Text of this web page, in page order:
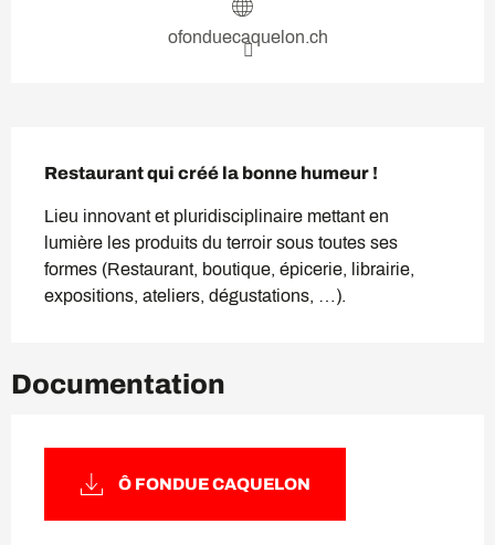
ofonduecaquelon.ch
Restaurant qui créé la bonne humeur !
Lieu innovant et pluridisciplinaire mettant en
lumière les produits du terroir sous toutes ses
formes (Restaurant, boutique, épicerie, librairie,
expositions, ateliers, dégustations, …).
Documentation
Ô FONDUE CAQUELON